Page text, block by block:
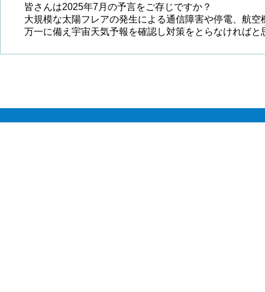
皆さんは2025年7月の予言をご存じですか？
大規模な太陽フレアの発生による通信障害や停電、航
万一に備え宇宙天気予報を確認し対策をとらなければと